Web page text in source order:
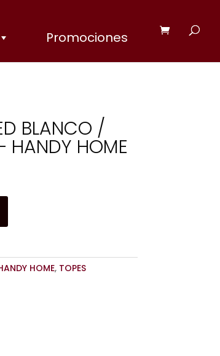
Promociones
BLANCO /
HANDY HOME
HOME, TOPES